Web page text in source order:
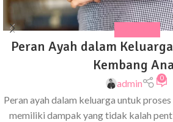
PARENTING
Peran Ayah dalam
Kembang
admin 0
Peran ayah dalam keluarga untuk
memiliki dampak yang tidak kalah